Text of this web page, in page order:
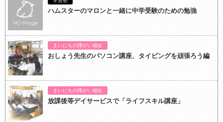
ハムスターのマロンと一緒に中学受験のための勉強
まいにちの障がい福祉
おしょう先生のパソコン講座、タイピングを頑張ろう編
まいにちの障がい福祉
放課後等デイサービスで「ライフスキル講座」